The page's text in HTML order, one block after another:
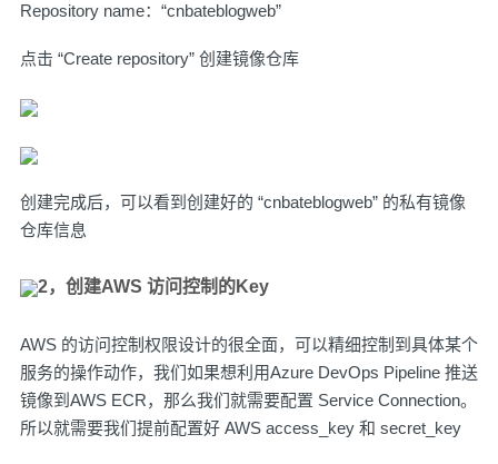
Repository name：“cnbateblogweb”
点击 “Create repository” 创建镜像仓库
创建完成后，可以看到创建好的 “cnbateblogweb” 的私有镜像
仓库信息
2，创建AWS 访问控制的Key
AWS 的访问控制权限设计的很全面，可以精细控制到具体某个
服务的操作动作，我们如果想利用Azure DevOps Pipeline 推送
镜像到AWS ECR，那么我们就需要配置 Service Connection。
所以就需要我们提前配置好 AWS access_key 和 secret_key